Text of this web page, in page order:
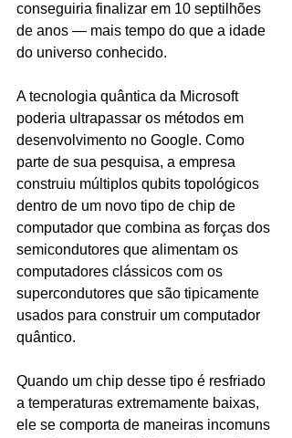
conseguiria finalizar em 10 septilhões
de anos — mais tempo do que a idade
do universo conhecido.
A tecnologia quântica da Microsoft
poderia ultrapassar os métodos em
desenvolvimento no Google. Como
parte de sua pesquisa, a empresa
construiu múltiplos qubits topológicos
dentro de um novo tipo de chip de
computador que combina as forças dos
semicondutores que alimentam os
computadores clássicos com os
supercondutores que são tipicamente
usados para construir um computador
quântico.
Quando um chip desse tipo é resfriado
a temperaturas extremamente baixas,
ele se comporta de maneiras incomuns